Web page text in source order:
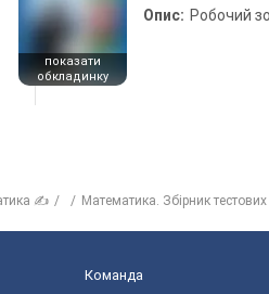
показати
обкладинку
Опис: Робочий
✍ Математика. Збірник
Команда